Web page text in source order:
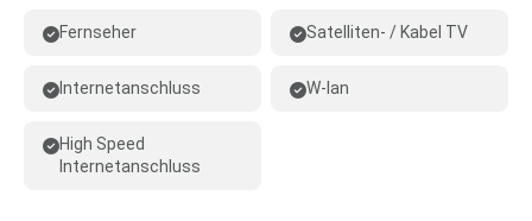
Fernseher Satelliten- / Kabel TV
Internetanschluss W-lan
High Speed
Internetanschluss